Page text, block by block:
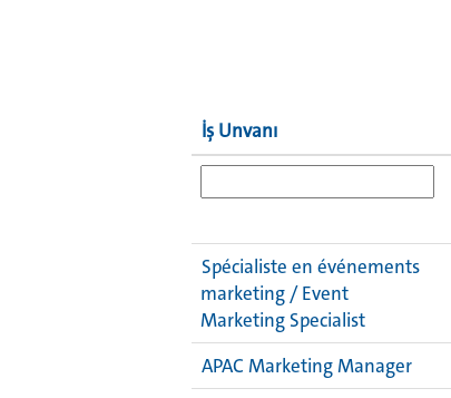
İş Unvanı
Spécialiste en événements
marketing / Event
Marketing Specialist
APAC Marketing Manager